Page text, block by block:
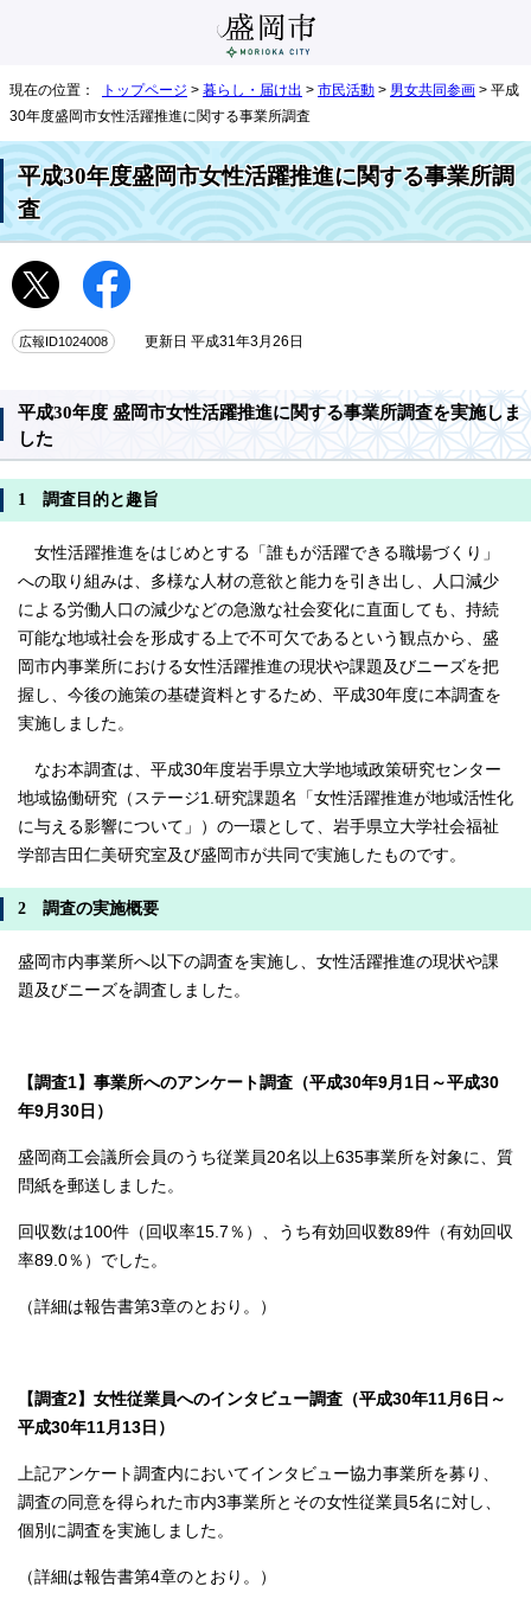
現在の位置： トップページ > 暮らし・届け出 > 市民活動 > 男女共同参画 > 平成
30年度盛岡市女性活躍推進に関する事業所調査
平成30年度盛岡市女性活躍推進に関する事業所調
査
広報ID1024008 更新日 平成31年3月26日
平成30年度 盛岡市女性活躍推進に関する事業所調査を実施しま
した
1 調査目的と趣旨
女性活躍推進をはじめとする「誰もが活躍できる職場づくり」
への取り組みは、多様な人材の意欲と能力を引き出し、人口減少
による労働人口の減少などの急激な社会変化に直面しても、持続
可能な地域社会を形成する上で不可欠であるという観点から、盛
岡市内事業所における女性活躍推進の現状や課題及びニーズを把
握し、今後の施策の基礎資料とするため、平成30年度に本調査を
実施しました。
なお本調査は、平成30年度岩手県立大学地域政策研究センター
地域協働研究（ステージ1.研究課題名「女性活躍推進が地域活性化
に与える影響について」）の一環として、岩手県立大学社会福祉
学部吉田仁美研究室及び盛岡市が共同で実施したものです。
2 調査の実施概要
盛岡市内事業所へ以下の調査を実施し、女性活躍推進の現状や課
題及びニーズを調査しました。
【調査1】事業所へのアンケート調査（平成30年9月1日～平成30
年9月30日）
盛岡商工会議所会員のうち従業員20名以上635事業所を対象に、質
問紙を郵送しました。
回収数は100件（回収率15.7％）、うち有効回収数89件（有効回収
率89.0％）でした。
（詳細は報告書第3章のとおり。）
【調査2】女性従業員へのインタビュー調査（平成30年11月6日～
平成30年11月13日）
上記アンケート調査内においてインタビュー協力事業所を募り、
調査の同意を得られた市内3事業所とその女性従業員5名に対し、
個別に調査を実施しました。
（詳細は報告書第4章のとおり。）